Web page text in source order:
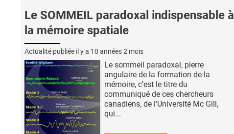
Le SOMMEIL paradoxal indispensable à
la mémoire spatiale
Actualité publiée il y a 10 années 2 mois
Le sommeil paradoxal, pierre
angulaire de la formation de la
mémoire, c’est le titre du
communiqué de ces chercheurs
canadiens, de l’Université Mc Gill,
qui...